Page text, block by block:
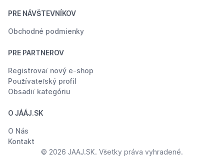
je navíc opatřena
"KŘEHKÉ".
PRE NÁVŠTEVNÍKOV
Obchodné podmienky
PRE PARTNEROV
Registrovať nový e-shop
Používateľský profil
Obsadiť kategóriu
O JÁÁJ.SK
O Nás
Kontakt
© 2026 JAAJ.SK. Všetky práva vyhradené.